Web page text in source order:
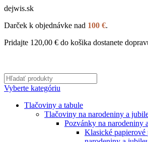
dejwis.sk
Darček k objednávke nad 100 €.
Pridajte 120,00 € do košika dostanete
Vyberte kategóriu
Tlačoviny a tabule
Tlačoviny na narodeniny a
Pozvánky na narodeniny
Klasické papierové